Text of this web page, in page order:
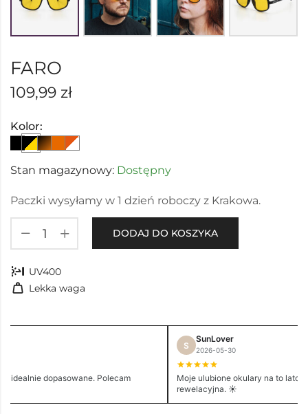
FARO
109,99 zł
Kolor:
Stan magazynowy: Dostępny
Paczki wysyłamy w 1 dzień roboczy z Krakowa.
DODAJ DO KOSZYKA
nest_sunblock UV400
weight Lekka waga
i idealnie dopasowane. Polecam
S
SunLover
2026-05-30
Moje ulubione okulary na to lato.
rewelacyjna. ☀️